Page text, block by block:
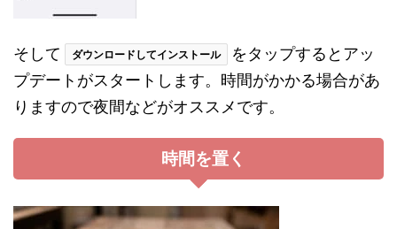
そして ダウンロードしてインストール
をタップするとアッ
プデートがスタートします。時間がかかる場合があ
りますので夜間などがオススメです。
時間を置く